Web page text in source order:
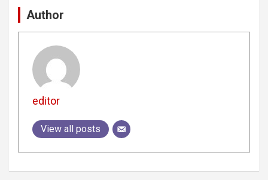
Author
editor
View all posts